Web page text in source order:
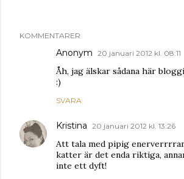
KOMMENTARER
Anonym 20 januari 2012 kl. 08:11
Åh, jag älskar sådana här
:)
SVARA
Kristina 20 januari 2012 kl. 13:26
Att tala med pipig
katter är det enda riktiga,
inte ett dyft!